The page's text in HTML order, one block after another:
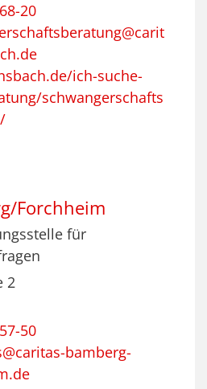
20
ich-suche-
schwangerschafts
Forchheim
für
2
50
bamberg-